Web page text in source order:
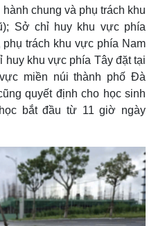
chung và phụ trách khu
Sở chỉ huy khu vực phía
trách khu vực phía Nam
khu vực phía Tây đặt tại
miền núi thành phố Đà
quyết định cho học sinh
bắt đầu từ 11 giờ ngày